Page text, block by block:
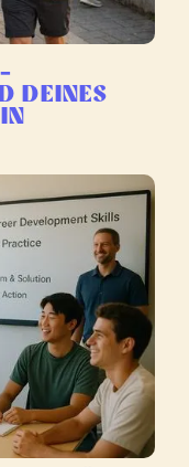
DEINES